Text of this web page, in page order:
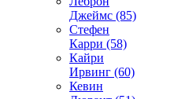
Джеймс (85)
Стефен
Карри (58)
Кайри
Ирвинг (60)
Кевин